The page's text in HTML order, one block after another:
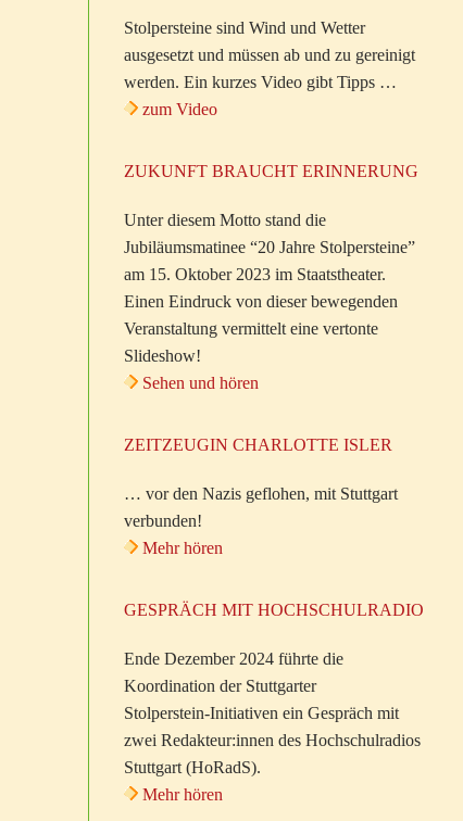
Stolpersteine sind Wind und Wetter
ausgesetzt und müssen ab und zu gereinigt
werden. Ein kurzes Video gibt Tipps …
zum Video
ZUKUNFT BRAUCHT ERINNERUNG
Unter diesem Motto stand die
Jubiläumsmatinee “20 Jahre Stolpersteine”
am 15. Oktober 2023 im Staatstheater.
Einen Eindruck von dieser bewegenden
Veranstaltung vermittelt eine vertonte
Slideshow!
Sehen und hören
ZEITZEUGIN CHARLOTTE ISLER
… vor den Nazis geflohen, mit Stuttgart
verbunden!
Mehr hören
GESPRÄCH MIT HOCHSCHULRADIO
Ende Dezember 2024 führte die
Koordination der Stuttgarter
Stolperstein-Initiativen ein Gespräch mit
zwei Redakteur:innen des Hochschulradios
Stuttgart (HoRadS).
Mehr hören